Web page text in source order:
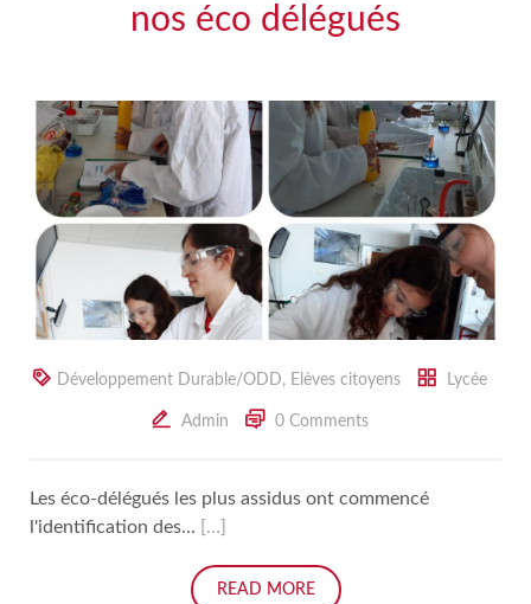
nos éco délégués
Développement Durable/ODD, Elèves citoyens Lycée
Admin 0 Comments
Les éco-délégués les plus assidus ont commencé
l'identification des...
[…]
READ MORE